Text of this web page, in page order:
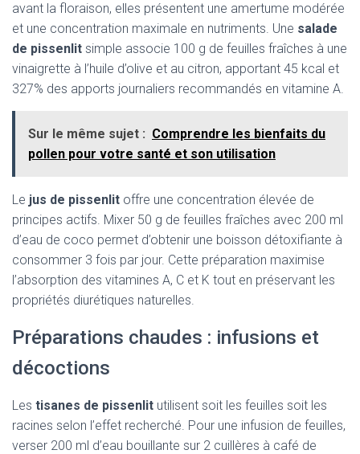
avant la floraison, elles présentent une amertume modérée
et une concentration maximale en nutriments. Une salade
de pissenlit simple associe 100 g de feuilles fraîches à une
vinaigrette à l’huile d’olive et au citron, apportant 45 kcal et
327% des apports journaliers recommandés en vitamine A.
Sur le même sujet : Comprendre les bienfaits du
pollen pour votre santé et son utilisation
Le jus de pissenlit offre une concentration élevée de
principes actifs. Mixer 50 g de feuilles fraîches avec 200 ml
d’eau de coco permet d’obtenir une boisson détoxifiante à
consommer 3 fois par jour. Cette préparation maximise
l’absorption des vitamines A, C et K tout en préservant les
propriétés diurétiques naturelles.
Préparations chaudes : infusions et
décoctions
Les tisanes de pissenlit utilisent soit les feuilles soit les
racines selon l’effet recherché. Pour une infusion de feuilles,
verser 200 ml d’eau bouillante sur 2 cuillères à café de